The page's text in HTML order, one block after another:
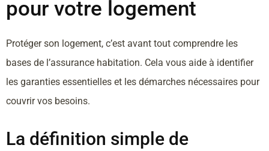
pour votre logement
Protéger son logement, c’est avant tout comprendre les
bases de l’assurance habitation. Cela vous aide à identifier
les garanties essentielles et les démarches nécessaires pour
couvrir vos besoins.
La définition simple de